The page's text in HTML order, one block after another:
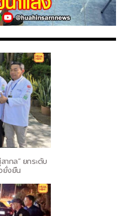
ากล” ยกระดับ
ยั่งยืน